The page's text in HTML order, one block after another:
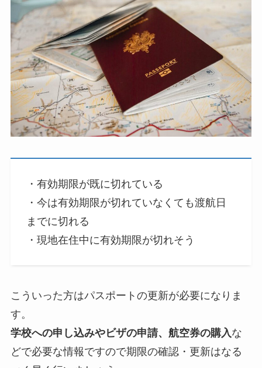
・有効期限が既に切れている
・今は有効期限が切れていなくても渡航日
までに切れる
・現地在住中に有効期限が切れそう
こういった方はパスポートの更新が必要になりま
す。
学校への申し込みやビザの申請、航空券の購入な
どで必要な情報ですので期限の確認・更新はなる